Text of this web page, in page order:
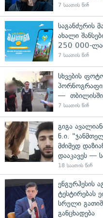
7 საათის წინ
საგანძურის
ახალი
250 000-
7 საათის წინ
სხვების
— თბილისში
7 საათის წინ
გიგა
ნ.ი.
მძიმედ
დააკავეს —
18 საათის წინ
ენგურჰესის
ტესტირებას
სრული
განცხადება